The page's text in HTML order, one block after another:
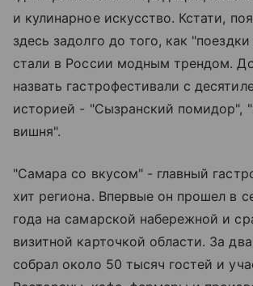
и кулинарное искусство. Кстати,
здесь задолго до того, как
стали в России модным трендом.
назвать гастрофестивали с
историей - "Сызранский помидор",
вишня".
"Самара со вкусом" - главный
хит региона. Впервые он прошел в
года на самарской набережной и
визитной карточкой области. За
собрал около 50 тысяч гостей и